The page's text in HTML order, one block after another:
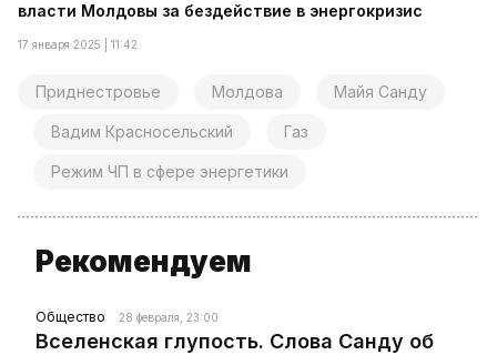
власти Молдовы за бездействие в энергокризис
17 января 2025 | 11:42
Приднестровье Молдова Майя Санду
Вадим Красносельский Газ
Режим ЧП в сфере энергетики
Рекомендуем
Общество 28 февраля, 23:00
Вселенская глупость. Слова Санду об